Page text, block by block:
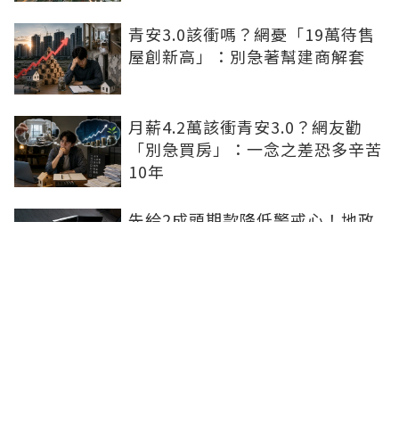
青安3.0該衝嗎？網憂「19萬待售
屋創新高」：別急著幫建商解套
月薪4.2萬該衝青安3.0？網友勸
「別急買房」：一念之差恐多辛苦
10年
先給2成頭期款降低警戒心！地政